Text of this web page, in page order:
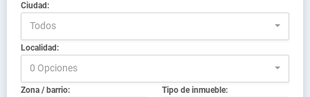
Ciudad:
Todos
Localidad:
0 Opciones
Zona / barrio: Tipo de inmueble: